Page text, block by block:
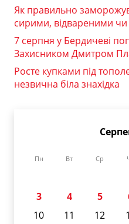
Як правильно
сирими, відвареними
7 серпня у Бердичеві
Захисником Дмитром
Росте купками під
незвична біла знахідка
Пн Вт Ср
3
4 5
10
11 12